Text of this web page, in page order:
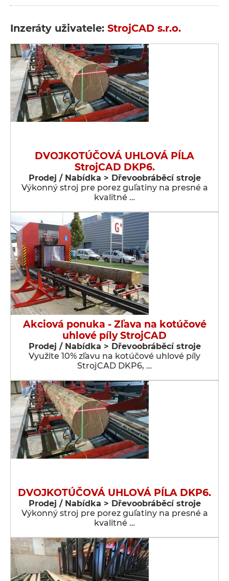
Inzeráty uživatele: StrojCAD s.r.o.
DVOJKOTÚČOVÁ UHLOVÁ PÍLA
StrojCAD DKP6.
Prodej / Nabídka > Dřevoobráběcí stroje
Výkonný stroj pre porez guľatiny na presné a
kvalitné …
Akciová ponuka - Zľava na kotúčové
uhlové píly StrojCAD
Prodej / Nabídka > Dřevoobráběcí stroje
Využite 10% zľavu na kotúčové uhlové píly
StrojCAD DKP6, …
DVOJKOTÚČOVÁ UHLOVÁ PÍLA DKP6.
Prodej / Nabídka > Dřevoobráběcí stroje
Výkonný stroj pre porez guľatiny na presné a
kvalitné …